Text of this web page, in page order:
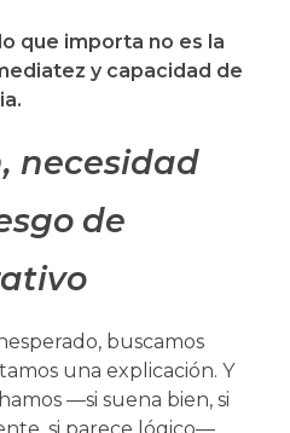
lo que importa no es la
y capacidad de
necesidad
de
buscamos
una explicación. Y
—si suena bien, si